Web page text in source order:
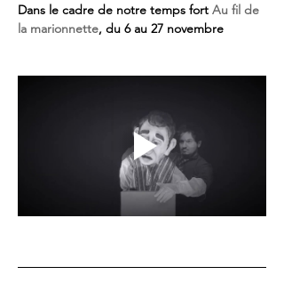
Dans le cadre de notre temps fort Au fil de
la marionnette, du 6 au 27 novembre